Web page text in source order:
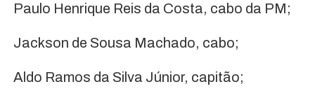
Paulo Henrique Reis da Costa, cabo da PM;
Jackson de Sousa Machado, cabo;
Aldo Ramos da Silva Júnior, capitão;